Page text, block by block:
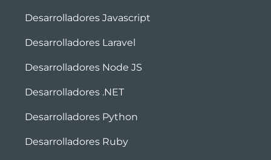
Desarrolladores Javascript
Desarrolladores Laravel
Desarrolladores Node JS
Desarrolladores .NET
Desarrolladores Python
Desarrolladores Ruby